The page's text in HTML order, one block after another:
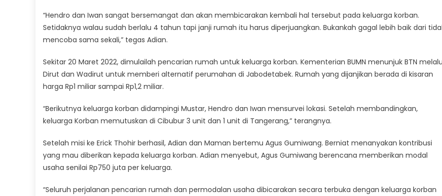
“Hendro dan Iwan sangat bersemangat dan akan membicarakan kembali hal tersebut pada keluarga korban.
Setidaknya walau sudah berlalu 4 tahun tapi janji rumah itu harus diperjuangkan. Bukankah gagal lebih baik dari
mencoba sama sekali,” tegas Adian.
Sekitar 20 Maret 2022, dimulailah pencarian rumah untuk keluarga korban. Kementerian BUMN menunjuk BTN
Dirut dan Wadirut untuk memberi alternatif perumahan di Jabodetabek. Rumah yang dijanjikan berada di kisaran
harga Rp1 miliar sampai Rp1,2 miliar.
“Berikutnya keluarga korban didampingi Mustar, Hendro dan Iwan mensurvei lokasi. Setelah membandingkan,
keluarga Korban memutuskan di Cibubur 3 unit dan 1 unit di Tangerang,” terangnya.
Setelah misi ke Erick Thohir berhasil, Adian dan Maman bertemu Agus Gumiwang. Berniat menanyakan kontribusi
yang mau diberikan kepada keluarga korban. Adian menyebut, Agus Gumiwang berencana memberikan modal
usaha senilai Rp750 juta per keluarga.
“Seluruh perjalanan pencarian rumah dan permodalan usaha dibicarakan secara terbuka dengan keluarga korban